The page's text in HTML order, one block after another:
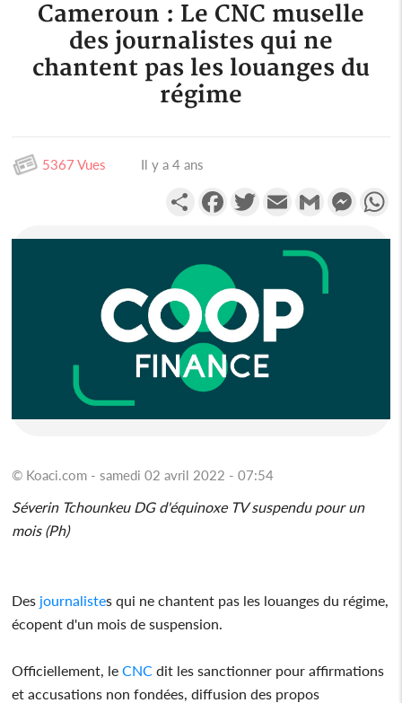
Cameroun : Le CNC muselle
des journalistes qui ne
chantent pas les louanges du
régime
5367 Vues Il y a 4 ans
PartagerFacebookTwitterEmail Gmail
© Koaci.com - samedi 02 avril 2022 - 07:54
Séverin Tchounkeu DG d'équinoxe TV suspendu pour un
mois (Ph)
Des journalistes qui ne chantent pas les louanges du régime,
écopent d'un mois de suspension.
Officiellement, leCNC dit les sanctionner pour affirmations
et accusations non fondées, diffusion des propos